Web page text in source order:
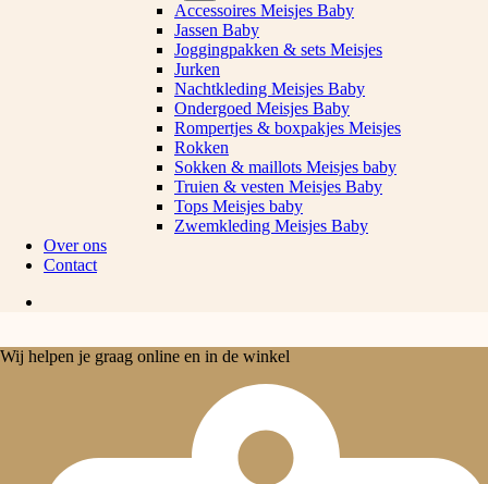
Accessoires Meisjes Baby
Jassen Baby
Joggingpakken & sets Meisjes
Jurken
Nachtkleding Meisjes Baby
Ondergoed Meisjes Baby
Rompertjes & boxpakjes Meisjes
Rokken
Sokken & maillots Meisjes baby
Truien & vesten Meisjes Baby
Tops Meisjes baby
Zwemkleding Meisjes Baby
Over ons
Contact
Wij helpen je graag online en in de winkel